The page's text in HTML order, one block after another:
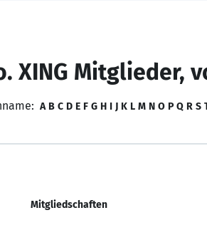
XING Mitglieder,
A B C D E F G H I J K L M N O P Q R S
Mitgliedschaften